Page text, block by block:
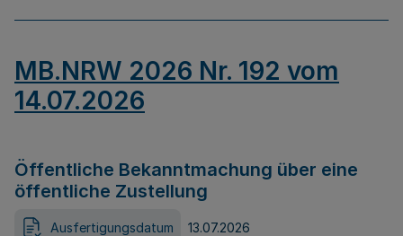
MB.NRW 2026 Nr. 192 vom
14.07.2026
Öffentliche Bekanntmachung über eine
öffentliche Zustellung
Ausfertigungsdatum 13.07.2026